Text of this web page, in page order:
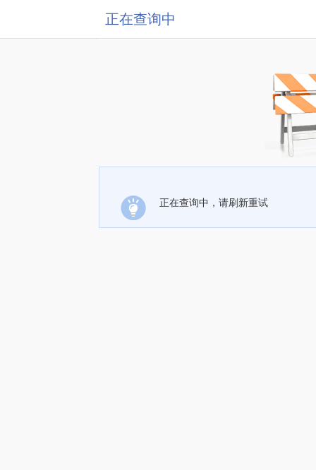
正在查询中
正在查询中，请刷新重试